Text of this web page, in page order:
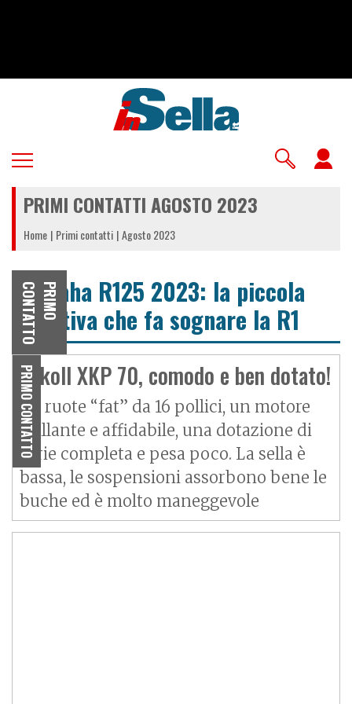
PRIMI CONTATTI AGOSTO 2023
Home Primi contatti Agosto 2023
P
R
I
M
O
C
O
N
T
A
T
T
O
Yamaha R125 2023: la piccola
sportiva che fa sognare la R1
PRIMO CONTATTO
Askoll XKP 70, comodo e ben dotato!
Ha ruote “fat” da 16 pollici, un motore
brillante e affidabile, una dotazione di
serie completa e pesa poco. La sella è
bassa, le sospensioni assorbono bene le
buche ed è molto maneggevole